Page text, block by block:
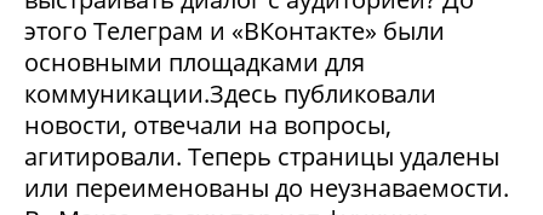
этого Телеграм и «ВКонтакте» были
основными площадками для
коммуникации.Здесь публиковали
новости, отвечали на вопросы,
агитировали. Теперь страницы удалены
или переименованы до неузнаваемости.